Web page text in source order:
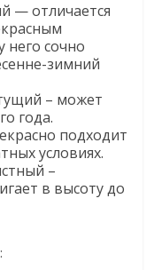
— отличается
него сочно
зимний
– может
года.
подходит
условиях.
–
в высоту до